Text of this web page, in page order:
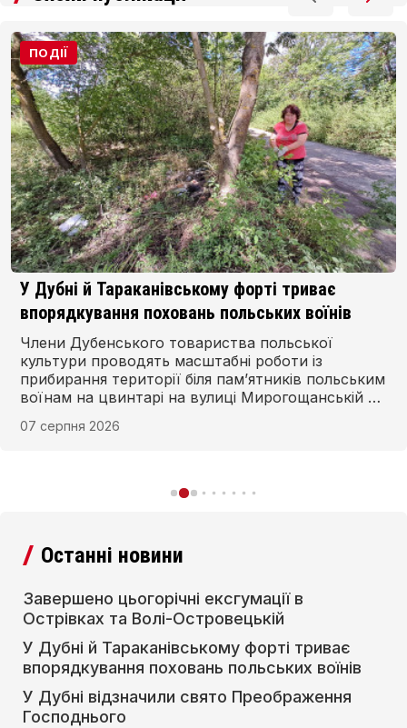
ПОДІЇ
У Дубні й Тараканівському форті триває
впорядкування поховань польських воїнів
Члени Дубенського товариства польської
культури проводять масштабні роботи із
прибирання території біля пам’ятників польським
воїнам на цвинтарі на вулиці Мирогощанській у
07 серпня 2026
Останні новини
Завершено цьогорічні ексгумації в
Острівках та Волі-Островецькій
У Дубні й Тараканівському форті триває
впорядкування поховань польських воїнів
У Дубні відзначили свято Преображення
Господнього